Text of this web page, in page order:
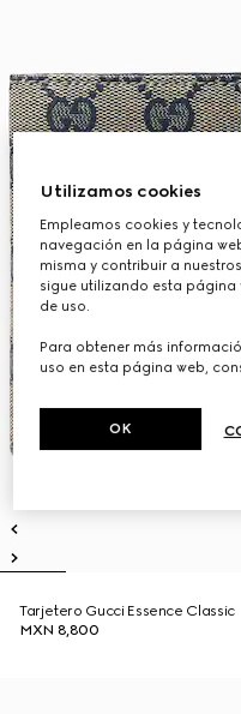
Tarjetero Gucci Essence Classic
MXN 8,800
Utilizamos cookies
Empleamos cookies y
navegación en la página
misma y contribuir a
sigue utilizando esta
de uso.
Para obtener más
uso en esta página web,
OK